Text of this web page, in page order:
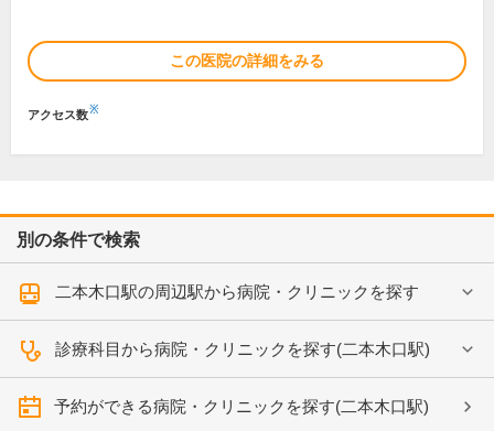
この医院の詳細をみる
アクセス数※
別の条件で検索
二本木口駅の周辺駅から病院・クリニックを探す
診療科目から病院・クリニックを探す(二本木口駅)
予約ができる病院・クリニックを探す(二本木口駅)